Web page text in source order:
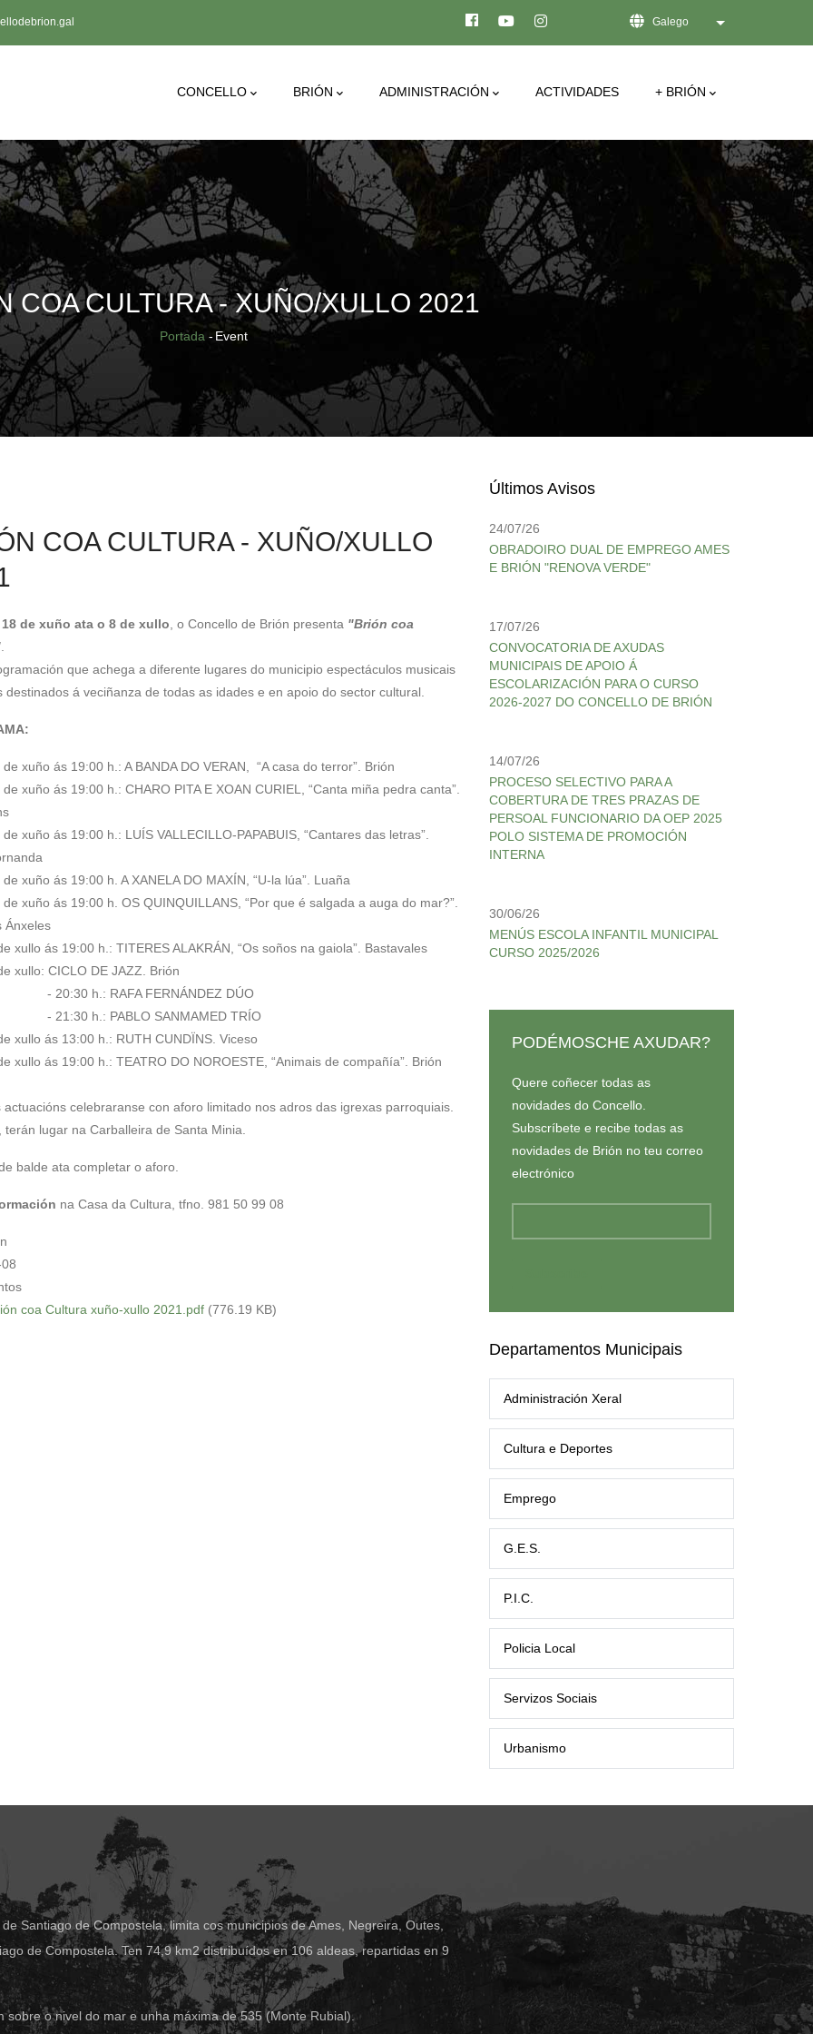
Galego List additional
Main
CONCELLO BRIÓN ADMINISTRACIÓN ACTIVIDADES + BRIÓN
COA CULTURA - XUÑO/XULLO 2021
Breadcrumb
Portada - Event
COA CULTURA - XUÑO/XULLO
18 de xuño ata o 8 de xullo , o Concello de Brión presenta "Brión coa
.
que achega a diferente lugares do municipio espectáculos musicais
destinados á veciñanza de todas as idades e en apoio do sector cultural.
de xuño ás 19:00 h.: A BANDA DO VERAN, “A casa do terror”. Brión
de xuño ás 19:00 h.: CHARO PITA E XOAN CURIEL, “Canta miña pedra canta”.
de xuño ás 19:00 h.: LUÍS VALLECILLO-PAPABUIS, “Cantares das letras”.
de xuño ás 19:00 h. A XANELA DO MAXÍN, “U-la lúa”. Luaña
de xuño ás 19:00 h. OS QUINQUILLANS, “Por que é salgada a auga do mar?”.
Ánxeles
xullo ás 19:00 h.: TITERES ALAKRÁN, “Os soños na gaiola”. Bastavales
xullo: CICLO DE JAZZ. Brión
h.: RAFA FERNÁNDEZ DÚO
h.: PABLO SANMAMED TRÍO
xullo ás 13:00 h.: RUTH CUNDÏNS. Viceso
xullo ás 19:00 h.: TEATRO DO NOROESTE, “Animais de compañía”. Brión
actuacións celebraranse con aforo limitado nos adros das igrexas parroquiais.
terán lugar na Carballeira de Santa Minia.
balde ata completar o aforo.
na Casa da Cultura, tfno. 981 50 99 08
coa Cultura xuño-xullo 2021.pdf (776.19 KB)
Últimos Avisos
24/07/26
OBRADOIRO DUAL DE EMPREGO AMES
E BRIÓN "RENOVA VERDE"
17/07/26
CONVOCATORIA DE AXUDAS
MUNICIPAIS DE APOIO Á
ESCOLARIZACIÓN PARA O CURSO
2026-2027 DO CONCELLO DE BRIÓN
14/07/26
PROCESO SELECTIVO PARA A
COBERTURA DE TRES PRAZAS DE
PERSOAL FUNCIONARIO DA OEP 2025
POLO SISTEMA DE PROMOCIÓN
INTERNA
30/06/26
MENÚS ESCOLA INFANTIL MUNICIPAL
CURSO 2025/2026
PODÉMOSCHE AXUDAR?
Quere coñecer todas as
novidades do Concello.
Subscríbete e recibe todas as
novidades de Brión no teu correo
electrónico
Departamentos Municipais
Administración Xeral
Cultura e Deportes
Emprego
G.E.S.
P.I.C.
Policia Local
Servizos Sociais
Urbanismo
Santiago de Compostela, limita cos municipios de Ames, Negreira, Outes,
de Compostela. Ten 74,9 km2 distribuídos en 106 aldeas, repartidas en 9
o nivel do mar e unha máxima de 535 (Monte Rubial).